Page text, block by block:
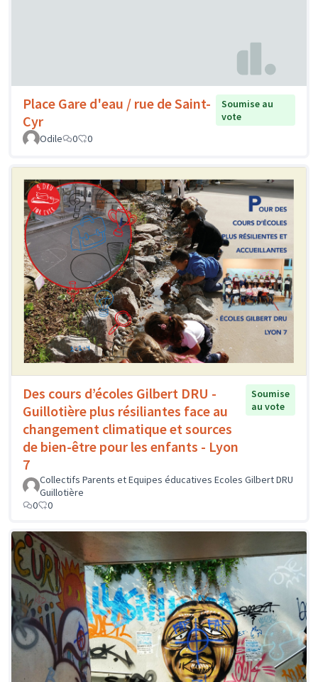
Place Gare d'eau / rue de Saint-
Cyr
Soumise au
vote
Odile
0 0
Des cours d’écoles Gilbert DRU -
Guillotière plus résiliantes face au
changement climatique et sources
de bien-être pour les enfants - Lyon
7
Soumise
au vote
Collectifs Parents et Equipes éducatives Ecoles Gilbert DRU
Guillotière
0
0